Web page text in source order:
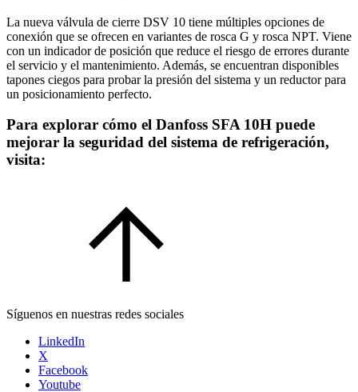
La nueva válvula de cierre DSV 10 tiene múltiples opciones de
conexión que se ofrecen en variantes de rosca G y rosca NPT. Viene
con un indicador de posición que reduce el riesgo de errores durante
el servicio y el mantenimiento. Además, se encuentran disponibles
tapones ciegos para probar la presión del sistema y un reductor para
un posicionamiento perfecto.
Para explorar cómo el Danfoss SFA 10H puede
mejorar la seguridad del sistema de refrigeración,
visita:
Síguenos en nuestras redes sociales
LinkedIn
X
Facebook
Youtube